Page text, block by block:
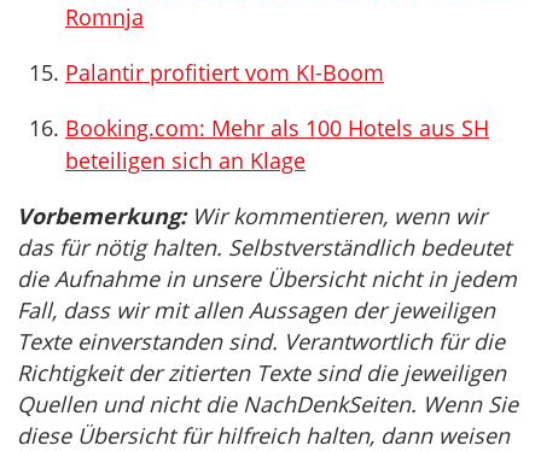
Romnja
Palantir profitiert vom KI-Boom
Booking.com: Mehr als 100 Hotels aus SH
beteiligen sich an Klage
Vorbemerkung:Wir kommentieren, wenn wir
das für nötig halten. Selbstverständlich bedeutet
die Aufnahme in unsere Übersicht nicht in jedem
Fall, dass wir mit allen Aussagen der jeweiligen
Texte einverstanden sind. Verantwortlich für die
Richtigkeit der zitierten Texte sind die jeweiligen
Quellen und nicht die NachDenkSeiten. Wenn Sie
diese Übersicht für hilfreich halten, dann weisen